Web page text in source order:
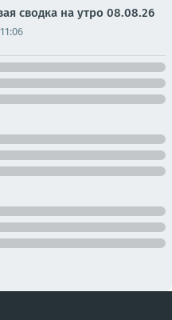
сводка на утро 08.08.26
11:06